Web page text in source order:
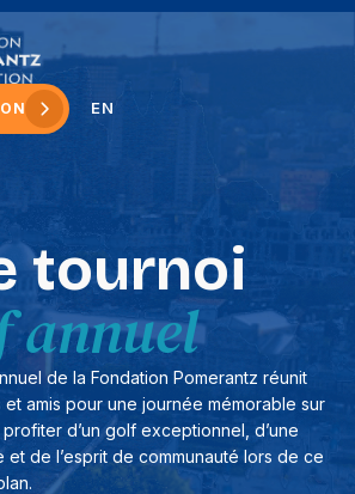
EN
tournoi
annuel
de la Fondation Pomerantz réunit
amis pour une journée mémorable sur
d’un golf exceptionnel, d’une
et de l’esprit de communauté lors de ce